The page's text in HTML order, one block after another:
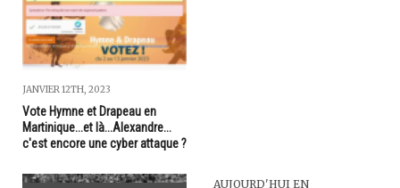
JANVIER 12TH, 2023
Vote Hymne et Drapeau en
Martinique...et là...Alexandre...
c'est encore une cyber attaque ?
AUJOURD'HUI EN